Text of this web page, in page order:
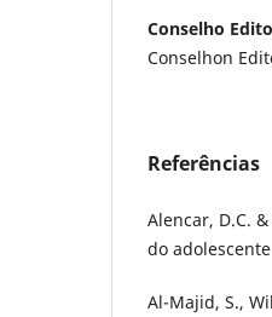
Conselho
Conselhon
Referências
Alencar, D.C.
do
Al-Majid, S.,